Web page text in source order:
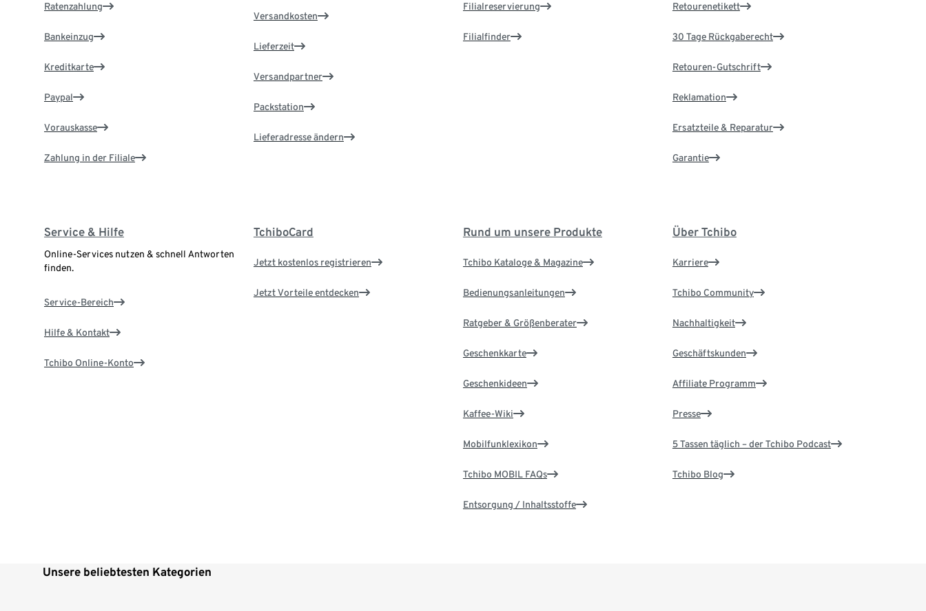
Ratenzahlung
Bankeinzug
Kreditkarte
Paypal
Vorauskasse
Zahlung in der Filiale
Versandkosten
Lieferzeit
Versandpartner
Packstation
Lieferadresse ändern
Filialreservierung
Filialfinder
Retourenetikett
30 Tage Rückgaberecht
Retouren-Gutschrift
Reklamation
Ersatzteile & Reparatur
Garantie
Service & Hilfe
Online-Services nutzen & schnell Antworten
finden.
Service-Bereich
Hilfe & Kontakt
Tchibo Online-Konto
TchiboCard
Jetzt kostenlos registrieren
Jetzt Vorteile entdecken
Rund um unsere Produkte
Tchibo Kataloge & Magazine
Bedienungsanleitungen
Ratgeber & Größenberater
Geschenkkarte
Geschenkideen
Kaffee-Wiki
Mobilfunklexikon
Tchibo MOBIL FAQs
Entsorgung / Inhaltsstoffe
Über Tchibo
Karriere
Tchibo Community
Nachhaltigkeit
Geschäftskunden
Affiliate Programm
Presse
5 Tassen täglich – der Tchibo Podcast
Tchibo Blog
Unsere beliebtesten Kategorien